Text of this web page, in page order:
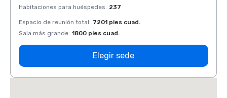
Habitaciones para huéspedes: 237
Espacio de reunión total: 7201 pies cuad.
Sala más grande: 1800 pies cuad.
Elegir sede